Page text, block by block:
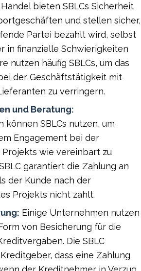
bieten SBLCs Sicherheit
und stellen sicher,
Partei bezahlt wird, selbst
in finanzielle Schwierigkeiten
nutzen häufig SBLCs, um das
der Geschäftstätigkeit mit
zu verringern.
und Beratung:
können SBLCs nutzen, um
Engagement bei der
wie vereinbart zu
garantiert die Zahlung an
der Kunde nach der
Projekts nicht zahlt.
Einige Unternehmen nutzen
von Besicherung für die
Die SBLC
dass eine Zahlung